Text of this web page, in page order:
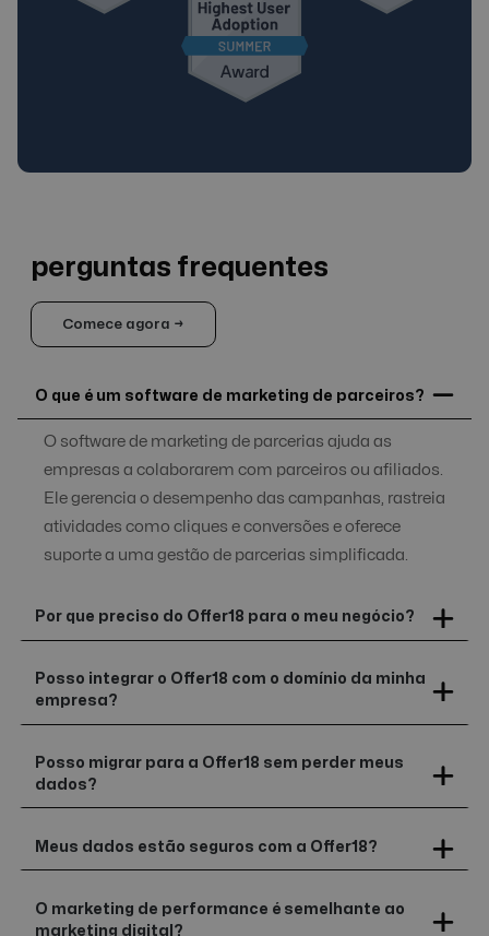
perguntas frequentes
Comece agora →
O que é um software de marketing de parceiros?
O software de marketing de parcerias ajuda as
empresas a colaborarem com parceiros ou afiliados.
Ele gerencia o desempenho das campanhas, rastreia
atividades como cliques e conversões e oferece
suporte a uma gestão de parcerias simplificada.
Por que preciso do Offer18 para o meu negócio?
Posso integrar o Offer18 com o domínio da minha
empresa?
Posso migrar para a Offer18 sem perder meus
dados?
Meus dados estão seguros com a Offer18?
O marketing de performance é semelhante ao
marketing digital?